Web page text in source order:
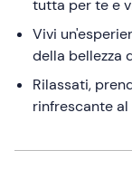
keyboard
shortcuts
for
changing
tutta per te e
Vivi
della bellezza
Rilassati,
rinfrescante